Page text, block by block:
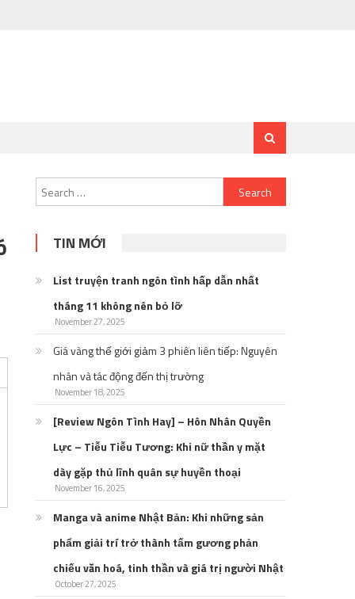
Search
for:
TIN MỚI
List truyện tranh ngôn tình hấp dẫn nhất
tháng 11 không nên bỏ lỡ
November 27, 2025
Giá vàng thế giới giảm 3 phiên liên tiếp: Nguyên
nhân và tác động đến thị trường
November 18, 2025
[Review Ngôn Tình Hay] – Hôn Nhân Quyền
Lực – Tiễu Tiễu Tương: Khi nữ thần y mặt
dày gặp thủ lĩnh quân sự huyền thoại
November 16, 2025
Manga và anime Nhật Bản: Khi những sản
phẩm giải trí trở thành tấm gương phản
chiếu văn hoá, tinh thần và giá trị người Nhật
October 27, 2025